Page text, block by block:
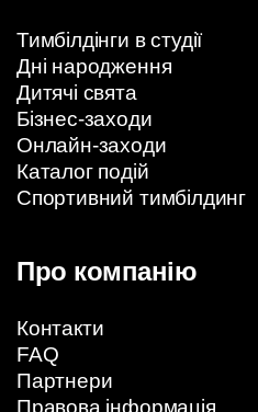
Тимбілдінги в студії
Дні народження
Дитячі свята
Бізнес-заходи
Онлайн-заходи
Каталог подій
Спортивний тимбілдинг
Про компанію
Контакти
FAQ
Партнери